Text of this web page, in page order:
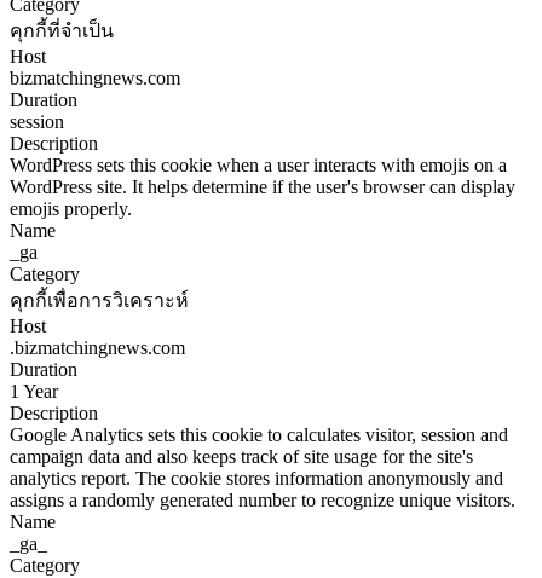
Category
คุกกี้ที่จำเป็น
Host
bizmatchingnews.com
Duration
session
Description
WordPress sets this cookie when a user interacts with emojis on a
WordPress site. It helps determine if the user's browser can display
emojis properly.
Name
_ga
Category
คุกกี้เพื่อการวิเคราะห์
Host
.bizmatchingnews.com
Duration
1 Year
Description
Google Analytics sets this cookie to calculates visitor, session and
campaign data and also keeps track of site usage for the site's
analytics report. The cookie stores information anonymously and
assigns a randomly generated number to recognize unique visitors.
Name
_ga_
Category